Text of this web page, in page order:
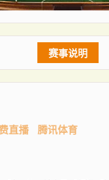
赛事说明
直播 腾讯体育